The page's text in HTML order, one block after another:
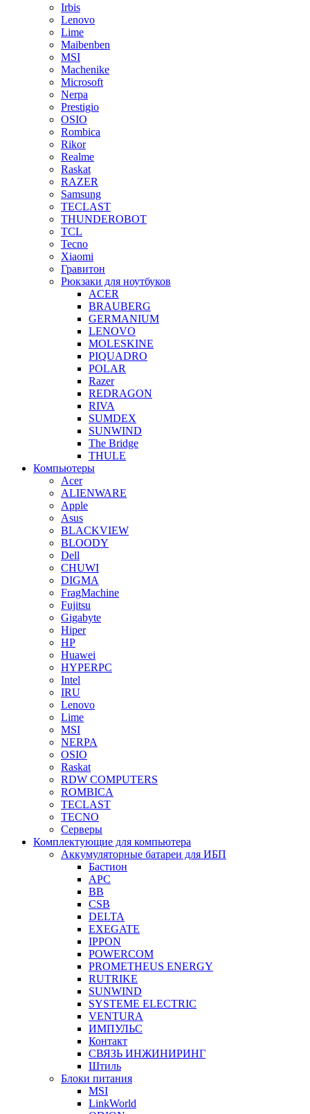
Irbis
Lenovo
Lime
Maibenben
MSI
Machenike
Microsoft
Nerpa
Prestigio
OSIO
Rombica
Rikor
Realme
Raskat
RAZER
Samsung
TECLAST
THUNDEROBOT
TCL
Tecno
Xiaomi
Гравитон
Рюкзаки для ноутбуков
ACER
BRAUBERG
GERMANIUM
LENOVO
MOLESKINE
PIQUADRO
POLAR
Razer
REDRAGON
RIVA
SUMDEX
SUNWIND
The Bridge
THULE
Компьютеры
Acer
ALIENWARE
Apple
Asus
BLACKVIEW
BLOODY
Dell
CHUWI
DIGMA
FragMachine
Fujitsu
Gigabyte
Hiper
HP
Huawei
HYPERPC
Intel
IRU
Lenovo
Lime
MSI
NERPA
OSIO
Raskat
RDW COMPUTERS
ROMBICA
TECLAST
TECNO
Серверы
Комплектующие для компьютера
Аккумуляторные батареи для ИБП
Бастион
APC
BB
CSB
DELTA
EXEGATE
IPPON
POWERCOM
PROMETHEUS ENERGY
RUTRIKE
SUNWIND
SYSTEME ELECTRIC
VENTURA
ИМПУЛЬС
Контакт
СВЯЗЬ ИНЖИНИРИНГ
Штиль
Блоки питания
MSI
LinkWorld